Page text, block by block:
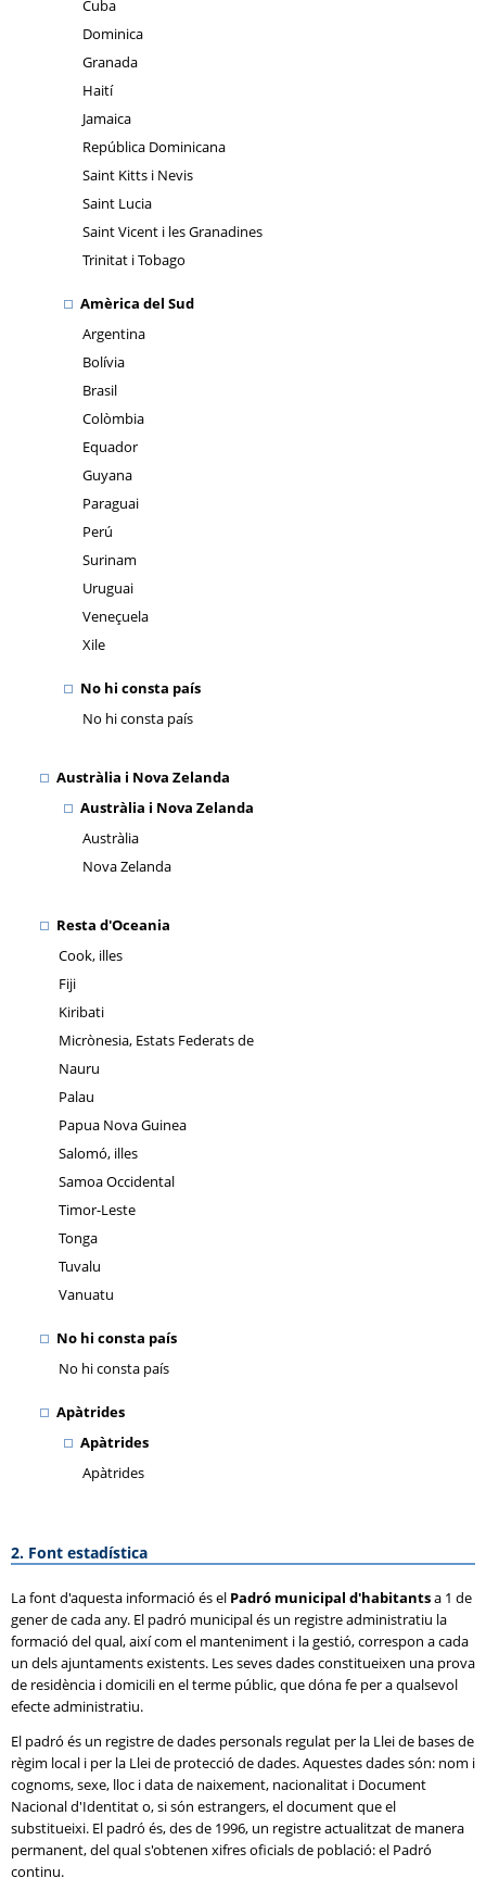
Cuba
Dominica
Granada
Haití
Jamaica
República Dominicana
Saint Kitts i Nevis
Saint Lucia
Saint Vicent i les Granadines
Trinitat i Tobago
Amèrica del Sud
Argentina
Bolívia
Brasil
Colòmbia
Equador
Guyana
Paraguai
Perú
Surinam
Uruguai
Veneçuela
Xile
No hi consta país
No hi consta país
Austràlia i Nova Zelanda
Austràlia i Nova Zelanda
Austràlia
Nova Zelanda
Resta d'Oceania
Cook, illes
Fiji
Kiribati
Micrònesia, Estats Federats de
Nauru
Palau
Papua Nova Guinea
Salomó, illes
Samoa Occidental
Timor-Leste
Tonga
Tuvalu
Vanuatu
No hi consta país
No hi consta país
Apàtrides
Apàtrides
Apàtrides
2. Font estadística
La font d'aquesta informació és el Padró municipal d'habitantsa 1 de
gener de cada any. El padró municipal és un registre administratiu la
formació del qual, així com el manteniment i la gestió, correspon a cada
un dels ajuntaments existents. Les seves dades constitueixen una prova
de residència i domicili en el terme públic, que dóna fe per a qualsevol
efecte administratiu.
El padró és un registre de dades personals regulat per la Llei de bases de
règim local i per la Llei de protecció de dades. Aquestes dades són: nom i
cognoms, sexe, lloc i data de naixement, nacionalitat i Document
Nacional d'Identitat o, si són estrangers, el document que el
substitueixi. El padró és, des de 1996, un registre actualitzat de manera
permanent, del qual s'obtenen xifres oficials de població: el Padró
continu.